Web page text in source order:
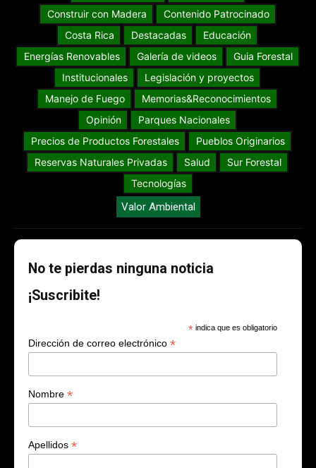
Construir con Madera
Contenido Patrocinado
Costa Rica
Destacadas
Educación
Energías Renovables
Galería de videos
Guia Forestal
Institucionales
Legislación y proyectos
Manejo de Fuego
Memorias&Reconocimientos
Opinión
Parques Nacionales
Precios de Productos Forestales
Pueblos Originarios
Reservas Naturales Privadas
Salud
Sur Forestal
Tecnologías
Valor Ambiental
No te pierdas ninguna noticia
¡Suscribite!
* indica que es obligatorio
Dirección de correo electrónico *
Nombre *
Apellidos *